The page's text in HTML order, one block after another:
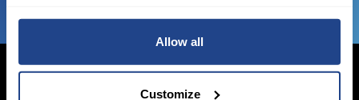
Allow all
Customize